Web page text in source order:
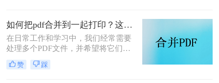
PDF，或是三份散乱的报告图表
PDF，急需你整理成一个规整的文件
进行提交或归档？
如何把pdf合并到一起打印？这4种合并方法了解一下！
在日常工作和学习中，我们经常需要
处理多个PDF文件，并希望将它们合
并成一个文件进行打印，以便于管理
和节省纸张。那么如何把pdf合并到一
赞 踩